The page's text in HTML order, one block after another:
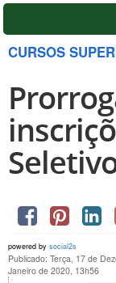
CURSOS
powered by social2s
Publicado: Terça, 17 de
Janeiro de 2020, 13h56